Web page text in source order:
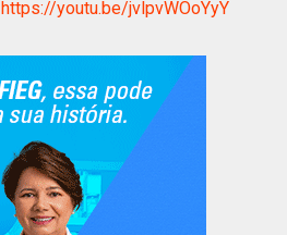
https://youtu.be/jvlpvWOoYyY